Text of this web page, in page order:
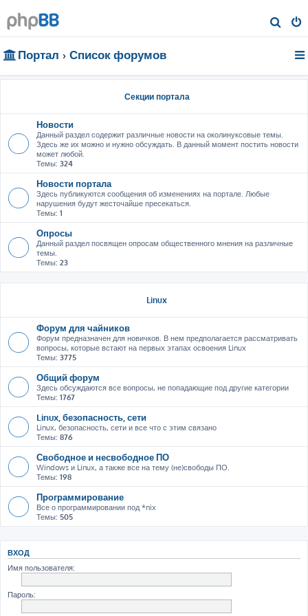
о
Портал Список форумов
Секции портала
Новости
Данный раздел содержит различные новости на околинуксовые темы.
Здесь же их можно и нужно обсуждать. В данный момент постить новости
может любой.
Темы: 324
Новости портала
Здесь публикуются сообщения об изменениях на портале. Любые
нарушения будут жесточайше пресекаться.
Темы: 1
Опросы
Данный раздел посвящен опросам общественного мнения на различные
темы.
Темы: 23
Linux
Форум для чайников
Форум предназначен для новичков. В нем предполагается рассматривать
вопросы, которые встают на первых этапах освоения Linux
Темы: 3775
Общий форум
Здесь обсуждаются все вопросы, не попадающие под другие категории
Темы: 1767
Linux, безопасность, сети
Linux, безопасность, сети и все что с этим связано
Темы: 876
Свободное и несвободное ПО
Windows и Linux, а также все на тему (не)свободы ПО.
Темы: 198
Программирование
Все о программировании под *nix
Темы: 505
ВХОД
Имя пользователя:
Пароль: